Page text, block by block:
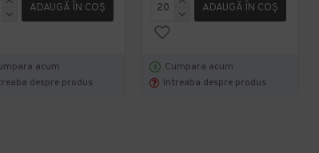
ADAUGĂ ÎN COŞ
acum
despre produs
ADAUGĂ ÎN COŞ
Cumpara acum
Intreaba despre produs